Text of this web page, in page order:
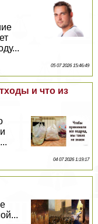
05 07 2026 15:46:49
и что из
04 07 2026 1:19:17